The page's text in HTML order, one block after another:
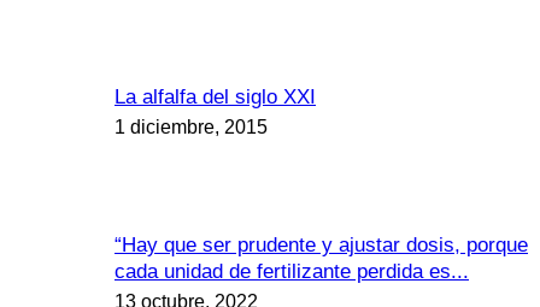
La alfalfa del siglo XXI
1 diciembre, 2015
“Hay que ser prudente y ajustar dosis, porque
cada unidad de fertilizante perdida es...
13 octubre, 2022